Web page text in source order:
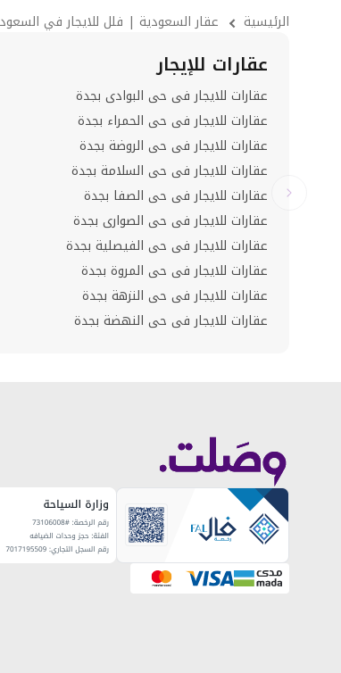
الرئيسية عقار السعودية | فلل للايجار في
عقارات للإيجار
عقارات للايجار فى حى البوادى بجدة
عقارات للايجار فى حى الحمراء بجدة
عقارات للايجار فى حى الروضة بجدة
عقارات للايجار فى حى السلامة بجدة
عقارات للايجار فى حى الصفا بجدة
عقارات للايجار فى حى الصوارى بجدة
عقارات للايجار فى حى الفيصلية بجدة
عقارات للايجار فى حى المروة بجدة
عقارات للايجار فى حى النزهة بجدة
عقارات للايجار فى حى النهضة بجدة